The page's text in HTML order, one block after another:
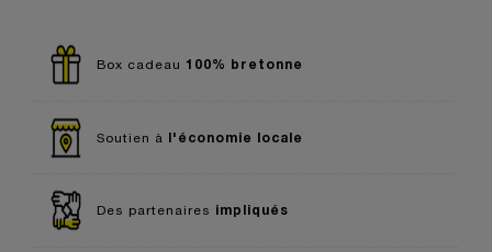
Box cadeau 100% bretonne
Soutien à l'économie locale
Des partenaires impliqués